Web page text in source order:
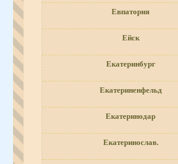
Евпатория
Ейск
Екатеринбург
Екатериненфельд
Екатеринодар
Екатеринослав.